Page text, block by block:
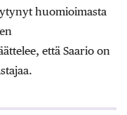
huomioimasta
että Saario on